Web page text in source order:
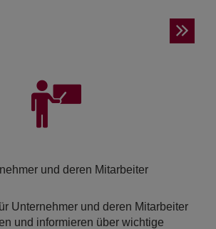
und deren Mitarbeiter
Unternehmer und deren Mitarbeiter
und informieren über wichtige